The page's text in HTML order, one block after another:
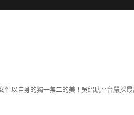
以自身的獨一無二的美！吳紹琥平台嚴採